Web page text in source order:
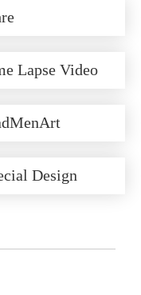
Lapse Video
Design